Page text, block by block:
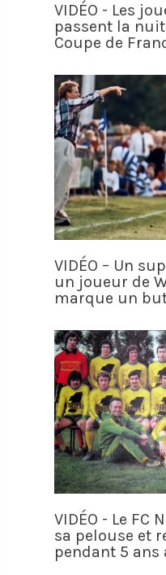
VIDÉO - Les
passent la
Coupe de
VIDÉO – Un
un joueur de
marque un
VIDÉO - Le FC
sa pelouse et
pendant 5